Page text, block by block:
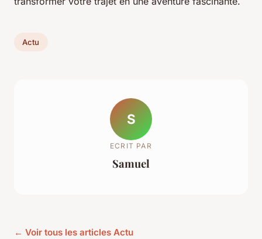
Actu
S
ECRIT PAR
Samuel
← Voir tous les articles Actu